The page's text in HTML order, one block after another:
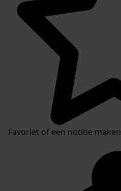
Favoriet of een notitie maken